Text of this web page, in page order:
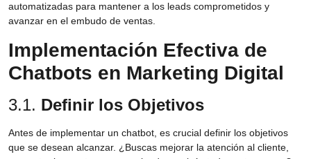
automatizadas para mantener a los leads comprometidos y
avanzar en el embudo de ventas.
Implementación Efectiva de
Chatbots en Marketing Digital
3.1. Definir los Objetivos
Antes de implementar un chatbot, es crucial definir los objetivos
que se desean alcanzar. ¿Buscas mejorar la atención al cliente,